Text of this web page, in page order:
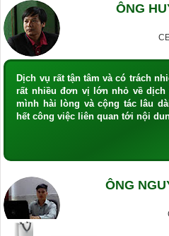
ÔNG
Dịch vụ rất tận tâm và có trách
rất nhiều đơn vị lớn nhỏ về
mình hài lòng và cộng tác lâu
hết công việc liên quan tới nội
ÔNG